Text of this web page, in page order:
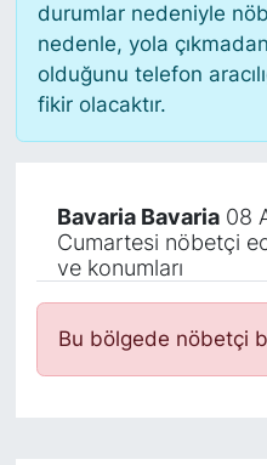
durumlar nedeniyle
nedenle, yola
olduğunu telefon
fikir olacaktır.
Bavaria Bavaria08
Cumartesi nöbetçi
ve konumları
Bu bölgede nöbetçi